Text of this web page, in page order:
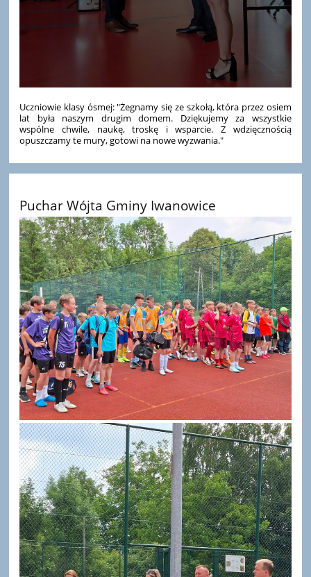
Uczniowie klasy ósmej: "Żegnamy się ze szkołą, która przez osiem
lat była naszym drugim domem. Dziękujemy za wszystkie
wspólne chwile, naukę, troskę i wsparcie. Z wdzięcznością
opuszczamy te mury, gotowi na nowe wyzwania."
Puchar Wójta Gminy Iwanowice